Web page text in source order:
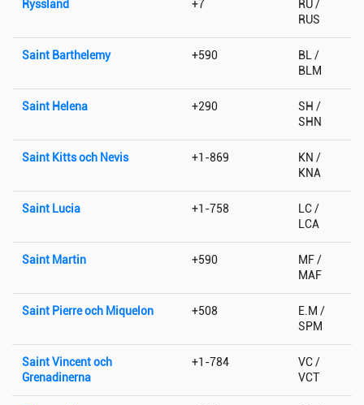
Ryssland +7
RU /
RUS
Saint Barthelemy +590
BL /
BLM
Saint Helena +290
SH /
SHN
Saint Kitts och Nevis +1-869
KN /
KNA
Saint Lucia +1-758
LC /
LCA
Saint Martin +590
MF /
MAF
Saint Pierre och Miquelon +508
E.M /
SPM
Saint Vincent och
Grenadinerna
+1-784
VC /
VCT